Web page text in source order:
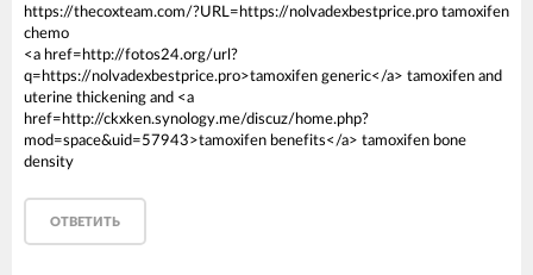
https://thecoxteam.com/?URL=https://nolvadexbestprice.pro tamoxifen
chemo
<a href=http://fotos24.org/url?
q=https://nolvadexbestprice.pro>tamoxifen generic</a> tamoxifen and
uterine thickening and <a
href=http://ckxken.synology.me/discuz/home.php?
mod=space&uid=57943>tamoxifen benefits</a> tamoxifen bone
density
ОТВЕТИТЬ